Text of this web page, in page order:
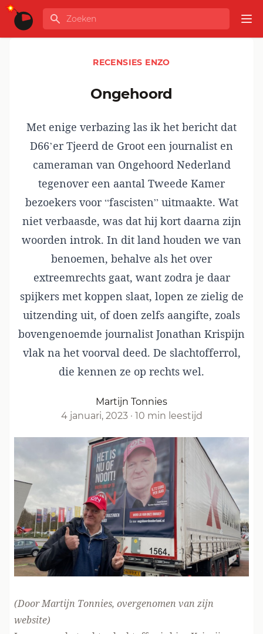
Ga naar de inhoud
GLOBALINFO
Zoeken
RECENSIES ENZO
Ongehoord
Met enige verbazing las ik het bericht dat
D66’er Tjeerd de Groot een journalist en
cameraman van Ongehoord Nederland
tegenover een aantal Tweede Kamer
bezoekers voor “fascisten” uitmaakte. Wat
niet verbaasde, was dat hij kort daarna zijn
woorden introk. In dit land houden we van
benoemen, behalve als het over
extreemrechts gaat, want zodra je daar
spijkers met koppen slaat, lopen ze zielig de
uitzending uit, of doen zelfs aangifte, zoals
bovengenoemde journalist Jonathan Krispijn
vlak na het voorval deed. De slachtofferrol,
die kennen ze op rechts wel.
Martijn Tonnies
4 januari, 2023 · 10 min leestijd
(Door Martijn Tonnies, overgenomen van zijn
website)